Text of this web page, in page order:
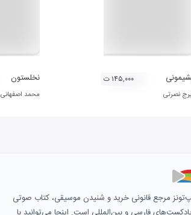
نصرتی
۱۴۵,۰۰۰ ت نخلستون
محمد اصفهانی
مرجع قانونی خرید و شنیدن موسیقی، کتاب صوتی